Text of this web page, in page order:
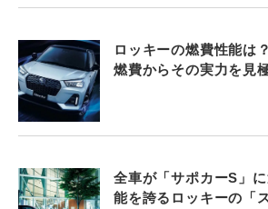
ロッキーの燃費性能は
燃費からその実力を見
全車が「サポカーS」
能を誇るロッキーの「